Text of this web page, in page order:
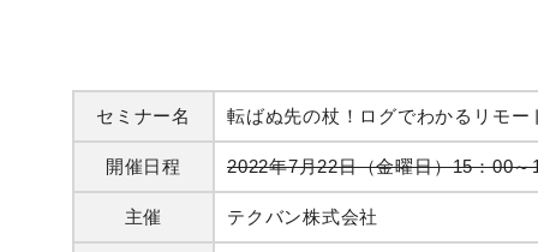
セミナー名 転ばぬ先の杖！ログでわかるリモ
開催日程 2022年7月22日（金曜日）15：00～
主催 テクバン株式会社